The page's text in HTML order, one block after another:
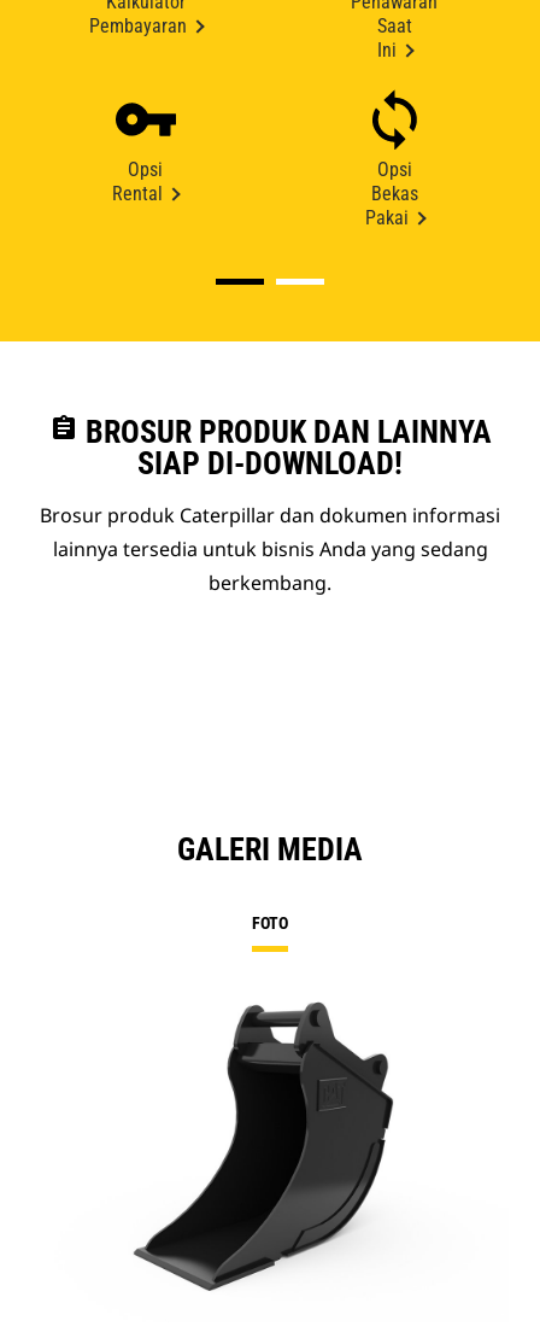
Pembayaran
Saat
Ini
Opsi
Rental
Opsi
Bekas
Pakai
assignment BROSUR PRODUK DAN LAINNYA
SIAP DI-DOWNLOAD!
Brosur produk Caterpillar dan dokumen informasi
lainnya tersedia untuk bisnis Anda yang sedang
berkembang.
GALERI MEDIA
FOTO